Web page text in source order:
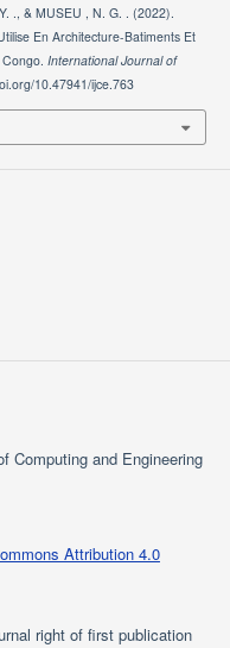
., & MUSEU , N. G. . (2022).
En Architecture-Batiments Et
International Journal of
10.47941/ijce.763
Computing and Engineering
Attribution 4.0
right of first publication